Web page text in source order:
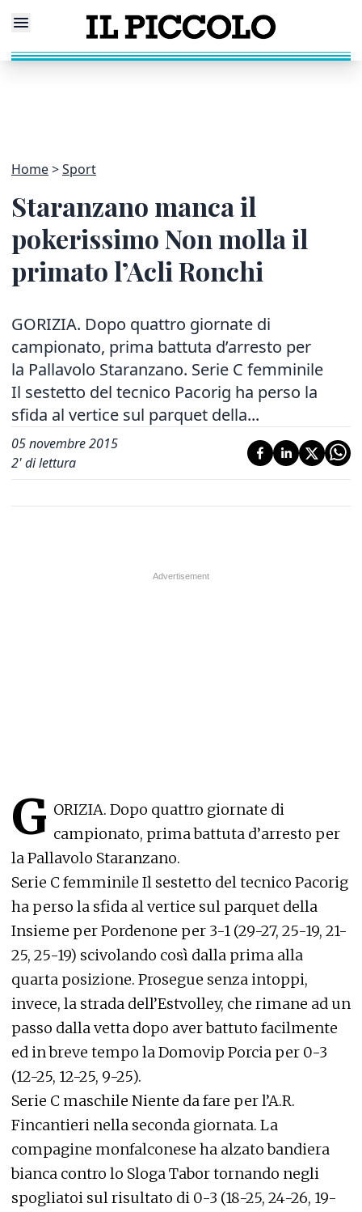
Home Sport
Staranzano manca il
pokerissimo Non molla il
primato l’Acli Ronchi
GORIZIA. Dopo quattro giornate di
campionato, prima battuta d’arresto per
la Pallavolo Staranzano. Serie C femminile
Il sestetto del tecnico Pacorig ha perso la
sfida al vertice sul parquet della...
05 novembre 2015
2' di lettura
G ORIZIA. Dopo quattro giornate di
campionato, prima battuta d’arresto per
la Pallavolo Staranzano.
Serie C femminile Il sestetto del tecnico Pacorig
ha perso la sfida al vertice sul parquet della
Insieme per Pordenone per 3-1 (29-27, 25-19, 21-
25, 25-19) scivolando così dalla prima alla
quarta posizione. Prosegue senza intoppi,
invece, la strada dell’Estvolley, che rimane ad un
passo dalla vetta dopo aver battuto facilmente
ed in breve tempo la Domovip Porcia per 0-3
(12-25, 12-25, 9-25).
Serie C maschile Niente da fare per l’A.R.
Fincantieri nella seconda giornata. La
compagine monfalconese ha alzato bandiera
bianca contro lo Sloga Tabor tornando negli
spogliatoi sul risultato di 0-3 (18-25, 24-26, 19-